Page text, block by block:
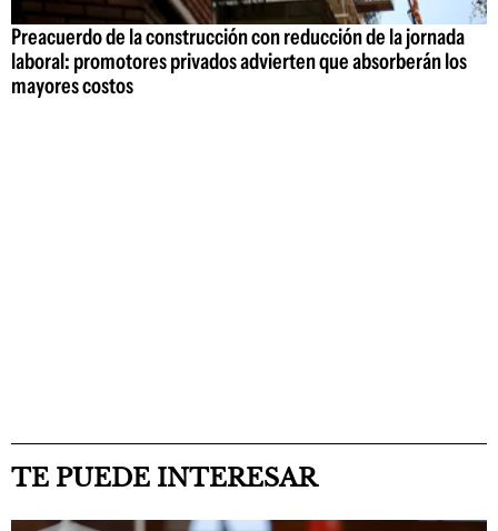
Preacuerdo de la construcción con reducción de la jornada
laboral: promotores privados advierten que absorberán los
mayores costos
TE PUEDE INTERESAR